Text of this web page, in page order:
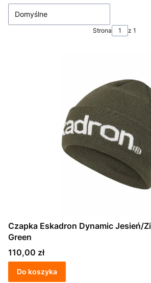
Domyślne
Strona z 1
Czapka Eskadron Dynamic Jesień/
Green
Cena
110,00 zł
Do koszyka